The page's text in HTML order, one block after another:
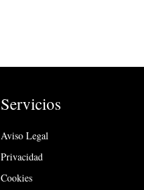
Servicios
Aviso Legal
Privacidad
Cookies